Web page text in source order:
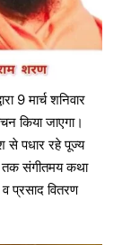
9 मार्च शनिवार
किया जाएगा।
से पधार रहे पूज्य
तक संगीतमय कथा
प्रसाद वितरण